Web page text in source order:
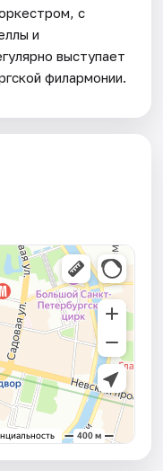
с
и
выступает
филармонии.